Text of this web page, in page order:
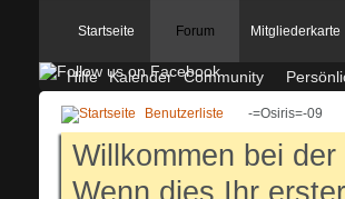
Startseite Forum
Hilfe Kalender Community
Mitgliederkarte
Benutzerliste -=Osiris=-09
Willkommen bei
Wenn dies Ihr